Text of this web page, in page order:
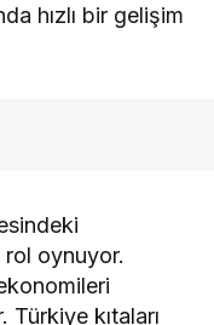
hızlı bir gelişim
rol oynuyor.
kıtaları